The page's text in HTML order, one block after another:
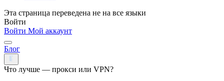
Эта страница переведена не на все языки
Войти
Войти Мой аккаунт
Блог
Что лучше — прокси или VPN?